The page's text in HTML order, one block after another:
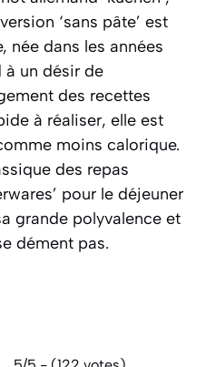
‘sans pâte’ est
née dans les années
à un désir de
des recettes
à réaliser, elle est
moins calorique.
des repas
pour le déjeuner
grande polyvalence et
dément pas.